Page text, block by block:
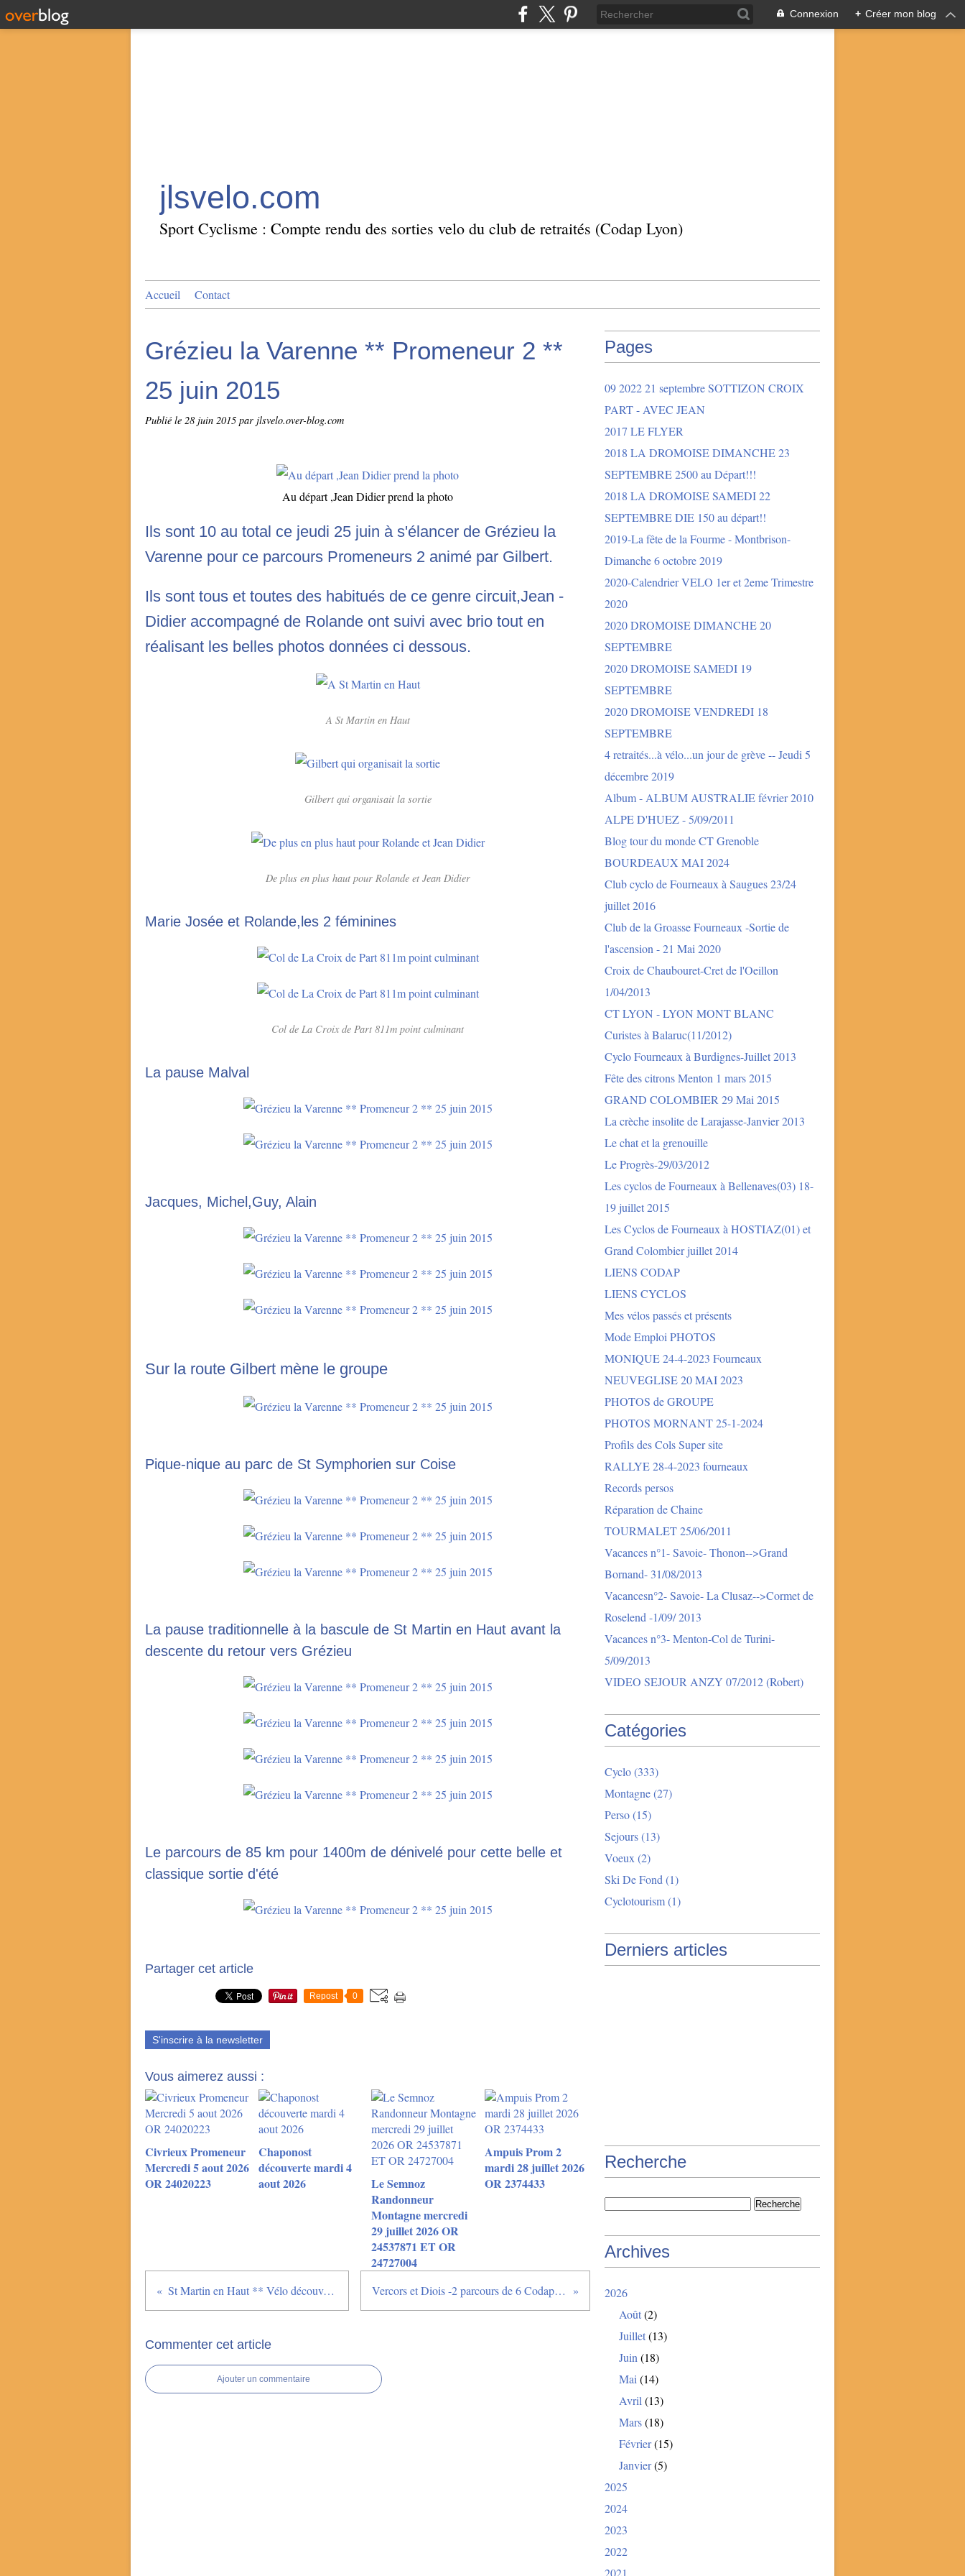
Connexion + Créer mon blog
jlsvelo.com
Sport Cyclisme : Compte rendu des sorties velo du club de retraités (Codap Lyon)
Accueil Contact
Grézieu la Varenne ** Promeneur 2 **
25 juin 2015
Publié le 28 juin 2015 par jlsvelo.over-blog.com
Au départ ,Jean Didier prend la photo
Ils sont 10 au total ce jeudi 25 juin à s'élancer de Grézieu la
Varenne pour ce parcours Promeneurs 2 animé par Gilbert.
Ils sont tous et toutes des habitués de ce genre circuit,Jean -
Didier accompagné de Rolande ont suivi avec brio tout en
réalisant les belles photos données ci dessous.
A St Martin en Haut
Gilbert qui organisait la sortie
De plus en plus haut pour Rolande et Jean Didier
Marie Josée et Rolande,les 2 féminines
Col de La Croix de Part 811m point culminant
La pause Malval
Jacques, Michel,Guy, Alain
Sur la route Gilbert mène le groupe
Pique-nique au parc de St Symphorien sur Coise
La pause traditionnelle à la bascule de St Martin en Haut avant la
descente du retour vers Grézieu
Le parcours de 85 km pour 1400m de dénivelé pour cette belle et
classique sortie d'été
Partager cet article
Repost 0
S'inscrire à la newsletter
Vous aimerez aussi :
Civrieux Promeneur
Mercredi 5 aout 2026
OR 24020223
Chaponost
découverte mardi 4
aout 2026
Le Semnoz
Randonneur
Montagne mercredi
29 juillet 2026 OR
24537871 ET OR
24727004
Ampuis Prom 2
mardi 28 juillet 2026
OR 2374433
St Martin en Haut ** Vélo découverte ** 24 juin 2015 Vercors et Diois -2 parcours de 6 Codapiens-25et 26 juin 2015
Commenter cet article
Ajouter un commentaire
Pages
09 2022 21 septembre SOTTIZON CROIX
PART - AVEC JEAN
2017 LE FLYER
2018 LA DROMOISE DIMANCHE 23
SEPTEMBRE 2500 au Départ!!!
2018 LA DROMOISE SAMEDI 22
SEPTEMBRE DIE 150 au départ!!
2019-La fête de la Fourme - Montbrison-
Dimanche 6 octobre 2019
2020-Calendrier VELO 1er et 2eme Trimestre
2020
2020 DROMOISE DIMANCHE 20
SEPTEMBRE
2020 DROMOISE SAMEDI 19
SEPTEMBRE
2020 DROMOISE VENDREDI 18
SEPTEMBRE
4 retraités...à vélo...un jour de grève -- Jeudi 5
décembre 2019
Album - ALBUM AUSTRALIE février 2010
ALPE D'HUEZ - 5/09/2011
Blog tour du monde CT Grenoble
BOURDEAUX MAI 2024
Club cyclo de Fourneaux à Saugues 23/24
juillet 2016
Club de la Groasse Fourneaux -Sortie de
l'ascension - 21 Mai 2020
Croix de Chaubouret-Cret de l'Oeillon
1/04/2013
CT LYON - LYON MONT BLANC
Curistes à Balaruc(11/2012)
Cyclo Fourneaux à Burdignes-Juillet 2013
Fête des citrons Menton 1 mars 2015
GRAND COLOMBIER 29 Mai 2015
La crèche insolite de Larajasse-Janvier 2013
Le chat et la grenouille
Le Progrès-29/03/2012
Les cyclos de Fourneaux à Bellenaves(03) 18-
19 juillet 2015
Les Cyclos de Fourneaux à HOSTIAZ(01) et
Grand Colombier juillet 2014
LIENS CODAP
LIENS CYCLOS
Mes vélos passés et présents
Mode Emploi PHOTOS
MONIQUE 24-4-2023 Fourneaux
NEUVEGLISE 20 MAI 2023
PHOTOS de GROUPE
PHOTOS MORNANT 25-1-2024
Profils des Cols Super site
RALLYE 28-4-2023 fourneaux
Records persos
Réparation de Chaine
TOURMALET 25/06/2011
Vacances n°1- Savoie- Thonon-->Grand
Bornand- 31/08/2013
Vacancesn°2- Savoie- La Clusaz-->Cormet de
Roselend -1/09/ 2013
Vacances n°3- Menton-Col de Turini-
5/09/2013
VIDEO SEJOUR ANZY 07/2012 (Robert)
Catégories
Cyclo(333)
Montagne(27)
Perso(15)
Sejours(13)
Voeux (2)
Ski De Fond (1)
Cyclotourism(1)
Derniers articles
Recherche
Archives
2026
Août(2)
Juillet(13)
Juin (18)
Mai (14)
Avril (13)
Mars(18)
Février(15)
Janvier(5)
2025
2024
2023
2022
2021